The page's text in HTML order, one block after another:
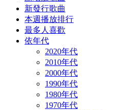
新發行歌曲
本週播放排行
最多人喜歡
依年代
2020年代
2010年代
2000年代
1990年代
1980年代
1970年代